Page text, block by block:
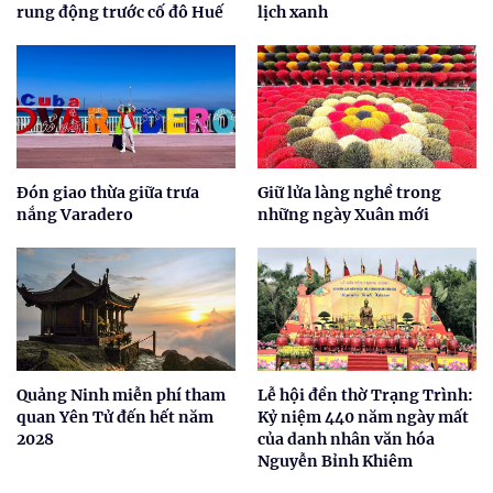
rung động trước cố đô Huế
lịch xanh
Đón giao thừa giữa trưa
nắng Varadero
Giữ lửa làng nghề trong
những ngày Xuân mới
Quảng Ninh miễn phí tham
quan Yên Tử đến hết năm
2028
Lễ hội đền thờ Trạng Trình:
Kỷ niệm 440 năm ngày mất
của danh nhân văn hóa
Nguyễn Bỉnh Khiêm